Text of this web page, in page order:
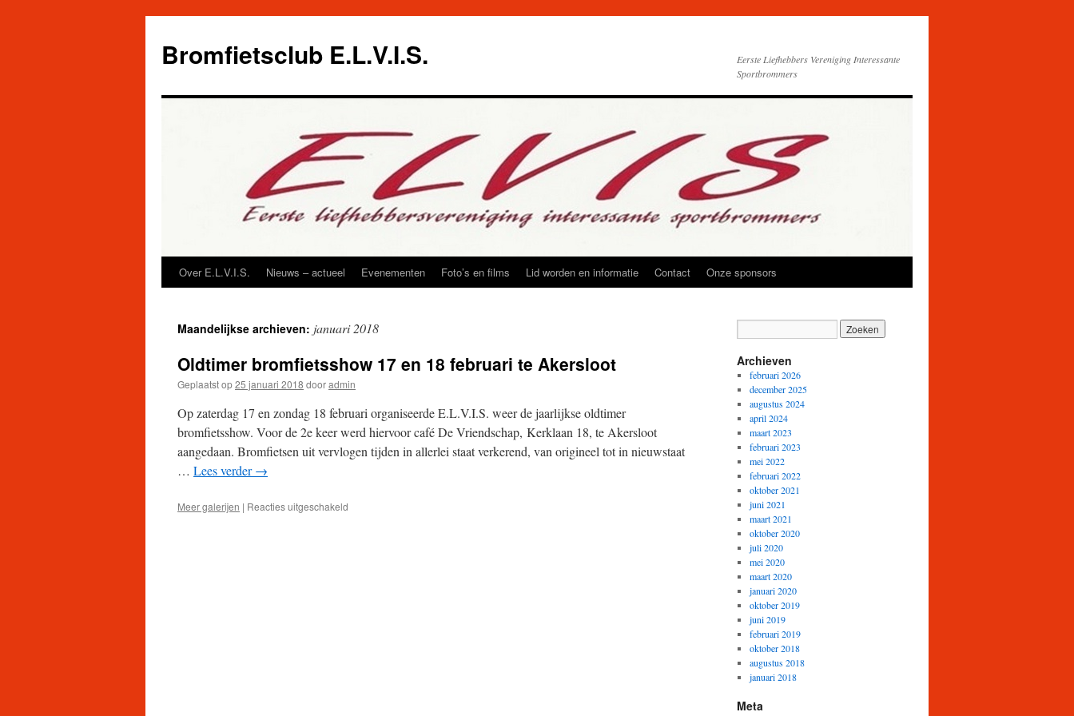
de
inhoud
Bromfietsclub E.L.V.I.S.
Eerste Liefhebbers Vereniging Interessante
Sportbrommers
Over E.L.V.I.S. Nieuws – actueel Evenementen Foto’s en films Lid worden en informatie Contact Onze sponsors
Maandelijkse archieven: januari 2018
Oldtimer bromfietsshow 17 en 18 februari te Akersloot
Geplaatst op25 januari 2018 dooradmin
Op zaterdag 17 en zondag 18 februari organiseerde E.L.V.I.S. weer de jaarlijkse oldtimer
bromfietsshow. Voor de 2e keer werd hiervoor café De Vriendschap, Kerklaan 18, te Akersloot
aangedaan. Bromfietsen uit vervlogen tijden in allerlei staat verkerend, van origineel tot in nieuwstaat
… Lees verder→
Meer galerijen | Reacties uitgeschakeld
Archieven
februari 2026
december 2025
augustus 2024
april 2024
maart 2023
februari 2023
mei 2022
februari 2022
oktober 2021
juni 2021
maart 2021
oktober 2020
juli 2020
mei 2020
maart 2020
januari 2020
oktober 2019
juni 2019
februari 2019
oktober 2018
augustus 2018
januari 2018
Meta